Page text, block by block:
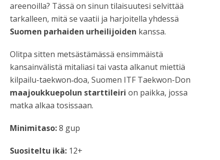
areenoilla? Tässä on sinun tilaisuutesi selvittää
tarkalleen, mitä se vaatii ja harjoitella yhdessä
Suomen parhaiden urheilijoiden kanssa.
Olitpa sitten metsästämässä ensimmäistä
kansainvälistä mitaliasi tai vasta alkanut miettiä
kilpailu-taekwon‑doa, Suomen ITF Taekwon-Don
maajoukkuepolun starttileiri on paikka, jossa
matka alkaa tosissaan.
Minimitaso:8 gup
Suositeltu ikä: 12+